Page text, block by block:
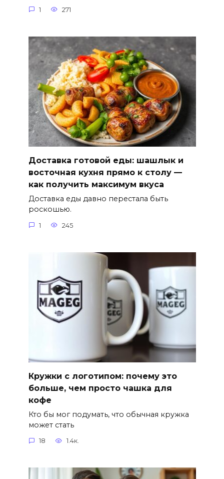
1 271
Доставка готовой еды: шашлык и
восточная кухня прямо к столу —
как получить максимум вкуса
Доставка еды давно перестала быть
роскошью.
1 245
Кружки с логотипом: почему это
больше, чем просто чашка для
кофе
Кто бы мог подумать, что обычная кружка
может стать
18 1.4к.